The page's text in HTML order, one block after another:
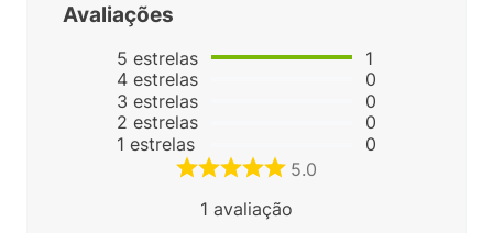
Avaliações
5 estrelas
4 estrelas
3 estrelas
2 estrelas
1 estrelas
1
0
0
0
0
5.0
1 avaliação